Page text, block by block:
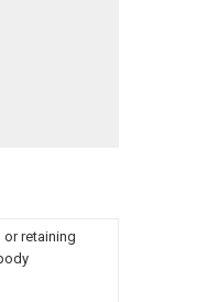
retaining